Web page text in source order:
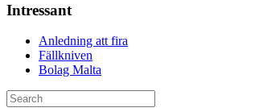
Intressant
Anledning att fira
Fällkniven
Bolag Malta